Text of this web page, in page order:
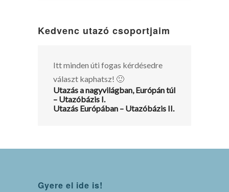
Kedvenc utazó csoportjaim
Itt minden úti fogas kérdésedre
választ kaphatsz! 🙂
Utazás a nagyvilágban, Európán túl
– Utazóbázis I.
Utazás Európában – Utazóbázis II.
Gyere el ide is!